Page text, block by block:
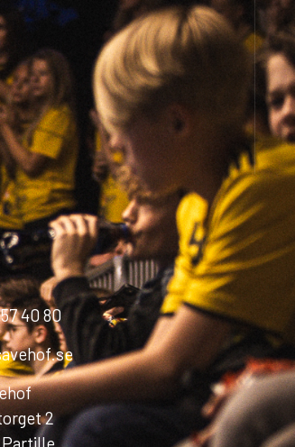
40 80
2
Partille